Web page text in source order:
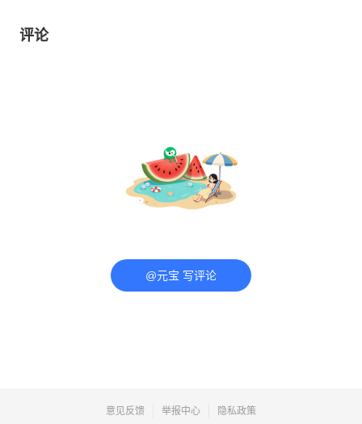
评论
@元宝 写评论
意见反馈 举报中心 隐私政策